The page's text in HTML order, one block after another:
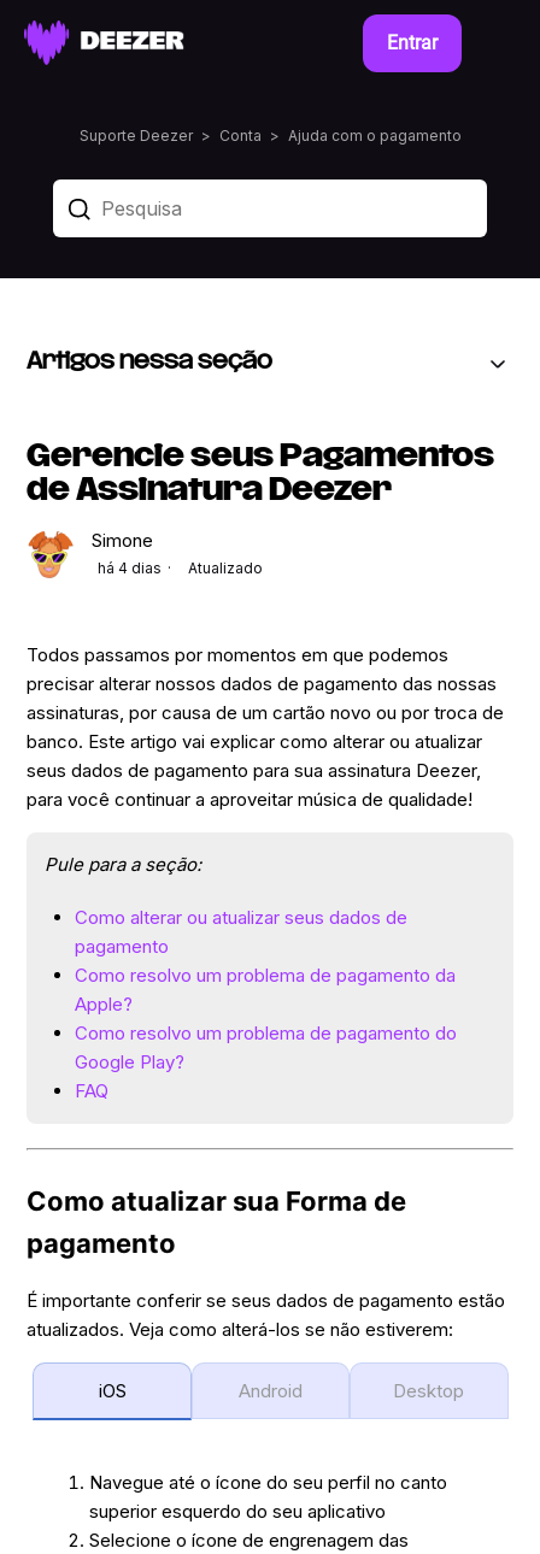
Entrar
Suporte Deezer Conta Ajuda com o pagamento
Artigos nessa seção
Gerencie seus Pagamentos
de Assinatura Deezer
Simone
há 4 dias Atualizado
Todos passamos por momentos em que podemos
precisar alterar nossos dados de pagamento das nossas
assinaturas, por causa de um cartão novo ou por troca de
banco. Este artigo vai explicar como alterar ou atualizar
seus dados de pagamento para sua assinatura Deezer,
para você continuar a aproveitar música de qualidade!
Pule para a seção:
Como alterar ou atualizar seus dados de
pagamento
Como resolvo um problema de pagamento da
Apple?
Como resolvo um problema de pagamento do
Google Play?
FAQ
Como atualizar sua Forma de
pagamento
É importante conferir se seus dados de pagamento estão
atualizados. Veja como alterá-los se não estiverem:
iOS Android Desktop
Navegue até o ícone do seu perfil no canto
superior esquerdo do seu aplicativo
Selecione o ícone de engrenagem das